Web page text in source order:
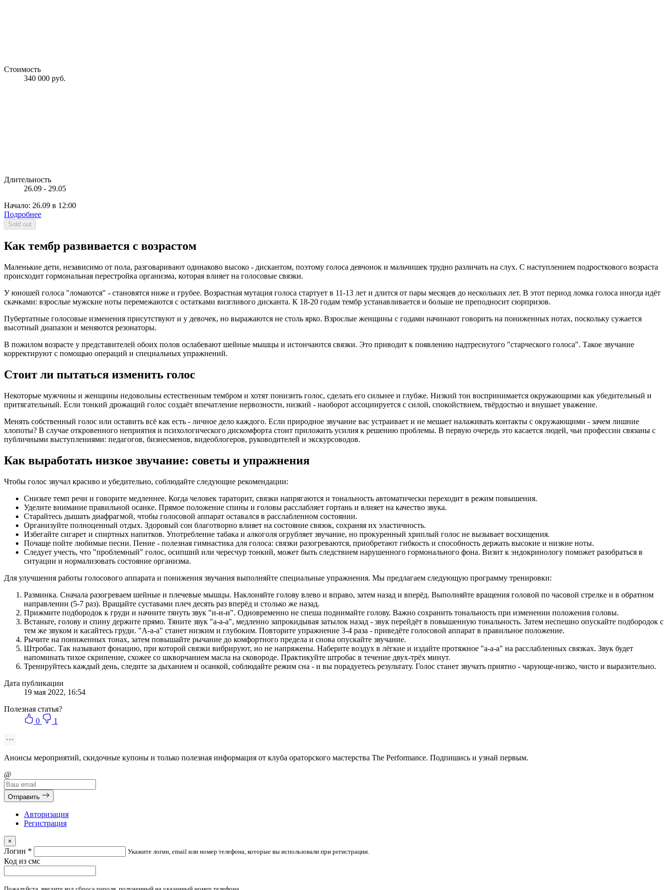
Стоимость
340 000 руб.
Длительность
26.09 - 29.05
Начало: 26.09 в 12:00
Подробнее
Sold out
Как тембр развивается с возрастом
Маленькие дети, независимо от пола, разговаривают одинаково высоко - дискантом, поэтому голоса девчонок и мальчишек трудно различать на слух. С наступлением подросткового возраста
происходит гормональная перестройка организма, которая влияет на голосовые связки.
У юношей голоса "ломаются" - становятся ниже и грубее. Возрастная мутация голоса стартует в 11-13 лет и длится от пары месяцев до нескольких лет. В этот период ломка голоса иногда идёт
скачками: взрослые мужские ноты перемежаются с остатками визгливого дисканта. К 18-20 годам тембр устанавливается и больше не преподносит сюрпризов.
Пубертатные голосовые изменения присутствуют и у девочек, но выражаются не столь ярко. Взрослые женщины с годами начинают говорить на пониженных нотах, поскольку сужается
высотный диапазон и меняются резонаторы.
В пожилом возрасте у представителей обоих полов ослабевают шейные мышцы и истончаются связки. Это приводит к появлению надтреснутого "старческого голоса". Такое звучание
корректируют с помощью операций и специальных упражнений.
Стоит ли пытаться изменить голос
Некоторые мужчины и женщины недовольны естественным тембром и хотят понизить голос, сделать его сильнее и глубже. Низкий тон воспринимается окружающими как убедительный и
притягательный. Если тонкий дрожащий голос создаёт впечатление нервозности, низкий - наоборот ассоциируется с силой, спокойствием, твёрдостью и внушает уважение.
Менять собственный голос или оставить всё как есть - личное дело каждого. Если природное звучание вас устраивает и не мешает налаживать контакты с окружающими - зачем лишние
хлопоты? В случае откровенного неприятия и психологического дискомфорта стоит приложить усилия к решению проблемы. В первую очередь это касается людей, чьи профессии связаны с
публичными выступлениями: педагогов, бизнесменов, видеоблогеров, руководителей и экскурсоводов.
Как выработать низкое звучание: советы и упражнения
Чтобы голос звучал красиво и убедительно, соблюдайте следующие рекомендации:
Снизьте темп речи и говорите медленнее. Когда человек тараторит, связки напрягаются и тональность автоматически переходит в режим повышения.
Уделите внимание правильной осанке. Прямое положение спины и головы расслабляет гортань и влияет на качество звука.
Старайтесь дышать диафрагмой, чтобы голосовой аппарат оставался в расслабленном состоянии.
Организуйте полноценный отдых. Здоровый сон благотворно влияет на состояние связок, сохраняя их эластичность.
Избегайте сигарет и спиртных напитков. Употребление табака и алкоголя огрубляет звучание, но прокуренный хриплый голос не вызывает восхищения.
Почаще пойте любимые песни. Пение - полезная гимнастика для голоса: связки разогреваются, приобретают гибкость и способность держать высокие и низкие ноты.
Следует учесть, что "проблемный" голос, осипший или чересчур тонкий, может быть следствием нарушенного гормонального фона. Визит к эндокринологу поможет разобраться в
ситуации и нормализовать состояние организма.
Для улучшения работы голосового аппарата и понижения звучания выполняйте специальные упражнения. Мы предлагаем следующую программу тренировки:
Разминка. Сначала разогреваем шейные и плечевые мышцы. Наклоняйте голову влево и вправо, затем назад и вперёд. Выполняйте вращения головой по часовой стрелке и в обратном
направлении (5-7 раз). Вращайте суставами плеч десять раз вперёд и столько же назад.
Прижмите подбородок к груди и начните тянуть звук "и-и-и". Одновременно не спеша поднимайте голову. Важно сохранить тональность при изменении положения головы.
Встаньте, голову и спину держите прямо. Тяните звук "а-а-а", медленно запрокидывая затылок назад - звук перейдёт в повышенную тональность. Затем неспешно опускайте подбородок с
тем же звуком и касайтесь груди. "А-а-а" станет низким и глубоким. Повторите упражнение 3-4 раза - приведёте голосовой аппарат в правильное положение.
Рычите на пониженных тонах, затем повышайте рычание до комфортного предела и снова опускайте звучание.
Штробас. Так называют фонацию, при которой связки вибрируют, но не напряжены. Наберите воздух в лёгкие и издайте протяжное "а-а-а" на расслабленных связках. Звук будет
напоминать тихое скрипение, схожее со шкворчанием масла на сковороде. Практикуйте штробас в течение двух-трёх минут.
Тренируйтесь каждый день, следите за дыханием и осанкой, соблюдайте режим сна - и вы порадуетесь результату. Голос станет звучать приятно - чарующе-низко, чисто и выразительно.
Дата публикации
19 мая 2022, 16:54
Полезная статья?
0
1
Анонсы мероприятий, скидочные купоны и только полезная информация от клуба ораторского мастерства The Performance. Подпишись и узнай первым.
@
Отправить
Авторизация
Регистрация
×
Логин * Укажите логин, email или номер телефона, которые вы использовали при регистрации.
Код из смс